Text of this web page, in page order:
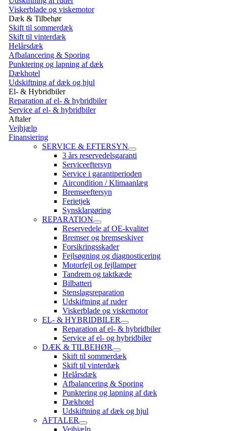
Viskerblade og viskemotor
Dæk & Tilbehør
Skift til sommerdæk
Skift til vinterdæk
Helårsdæk
Afbalancering & Sporing
Punktering og lapning af dæk
Dækhotel
Udskiftning af dæk og hjul
El- & Hybridbiler
Reparation af el- & hybridbiler
Service af el- & hybridbiler
Aftaler
Vejhjælp
Finansiering
SERVICE & EFTERSYN
3 års reservedelsgaranti
Serviceeftersyn
Service i garantiperioden
Aircondition / Klimaanlæg
Bremseeftersyn
Ferietjek
Synsklargøring
REPARATION
Reservedele af OE-kvalitet
Bremser og bremseskiver
Forsikringsskader
Fejlsøgning og diagnosticering
Motorfejl og fejllamper
Tandrem og taktkæde
Bilbatteri
Stenslagsreparation
Udskiftning af ruder
Viskerblade og viskemotor
EL- & HYBRIDBILER
Reparation af el- & hybridbiler
Service af el- og hybridbiler
DÆK & TILBEHØR
Skift til sommerdæk
Skift til vinterdæk
Helårsdæk
Afbalancering & Sporing
Punktering og lapning af dæk
Dækhotel
Udskiftning af dæk og hjul
AFTALER
Vejhjælp